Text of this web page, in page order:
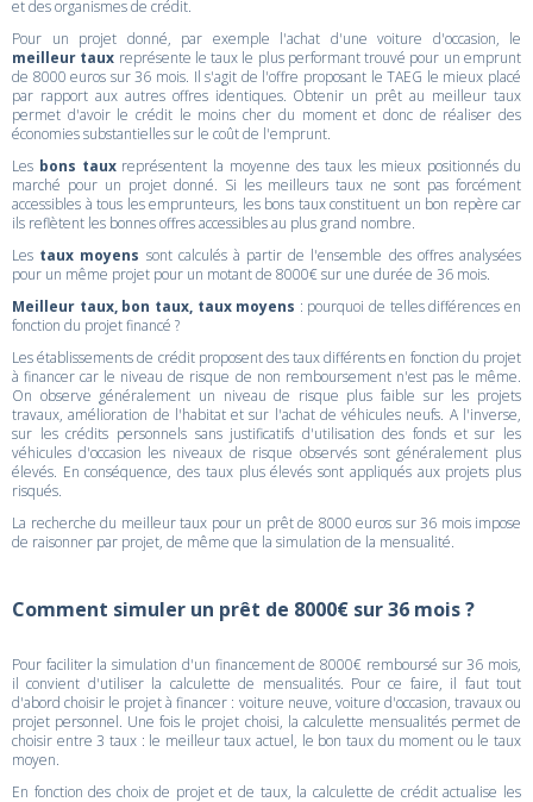
et des organismes de crédit.
Pour un projet donné, par exemple l'achat d'une voiture d'occasion, le
meilleur taux représente le taux le plus performant trouvé pour un emprunt
de 8000 euros sur 36 mois. Il s'agit de l'offre proposant le TAEG le mieux placé
par rapport aux autres offres identiques. Obtenir un prêt au meilleur taux
permet d'avoir le crédit le moins cher du moment et donc de réaliser des
économies substantielles sur le coût de l'emprunt.
Les bons tauxreprésentent la moyenne des taux les mieux positionnés du
marché pour un projet donné. Si les meilleurs taux ne sont pas forcément
accessibles à tous les emprunteurs, les bons taux constituent un bon repère car
ils reflètent les bonnes offres accessibles au plus grand nombre.
Les taux moyens sont calculés à partir de l'ensemble des offres analysées
pour un même projet pour un motant de 8000€ sur une durée de 36 mois.
Meilleur taux, bon taux, taux moyens : pourquoi de telles différences en
fonction du projet financé ?
Les établissements de crédit proposent des taux différents en fonction du projet
à financer car le niveau de risque de non remboursement n'est pas le même.
On observe généralement un niveau de risque plus faible sur les projets
travaux, amélioration de l'habitat et sur l'achat de véhicules neufs. A l'inverse,
sur les crédits personnels sans justificatifs d'utilisation des fonds et sur les
véhicules d'occasion les niveaux de risque observés sont généralement plus
élevés. En conséquence, des taux plus élevés sont appliqués aux projets plus
risqués.
La recherche du meilleur taux pour un prêt de 8000 euros sur 36 mois impose
de raisonner par projet, de même que la simulation de la mensualité.
Comment simuler un prêt de 8000€ sur 36 mois ?
Pour faciliter la simulation d'un financement de 8000€ remboursé sur 36 mois,
il convient d'utiliser la calculette de mensualités. Pour ce faire, il faut tout
d'abord choisir le projet à financer : voiture neuve, voiture d'occasion, travaux ou
projet personnel. Une fois le projet choisi, la calculette mensualités permet de
choisir entre 3 taux : le meilleur taux actuel, le bon taux du moment ou le taux
moyen.
En fonction des choix de projet et de taux, la calculette de crédit actualise les